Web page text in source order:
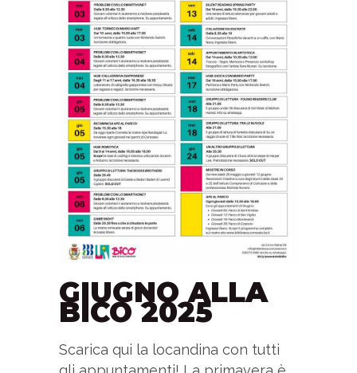
GIUGNO ALLA
BICO 2025
Scarica qui la locandina con tutti